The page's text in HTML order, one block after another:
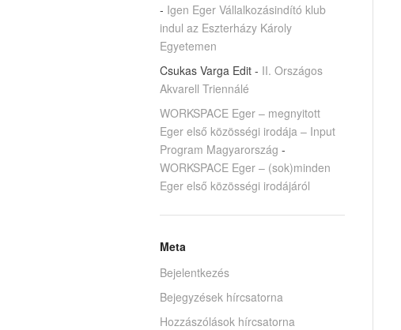
- Igen Eger Vállalkozásindító klub
indul az Eszterházy Károly
Egyetemen
Csukas Varga Edit - II. Országos
Akvarell Triennálé
WORKSPACE Eger – megnyitott
Eger első közösségi irodája – Input
Program Magyarország -
WORKSPACE Eger – (sok)minden
Eger első közösségi irodájáról
Meta
Bejelentkezés
Bejegyzések hírcsatorna
Hozzászólások hírcsatorna